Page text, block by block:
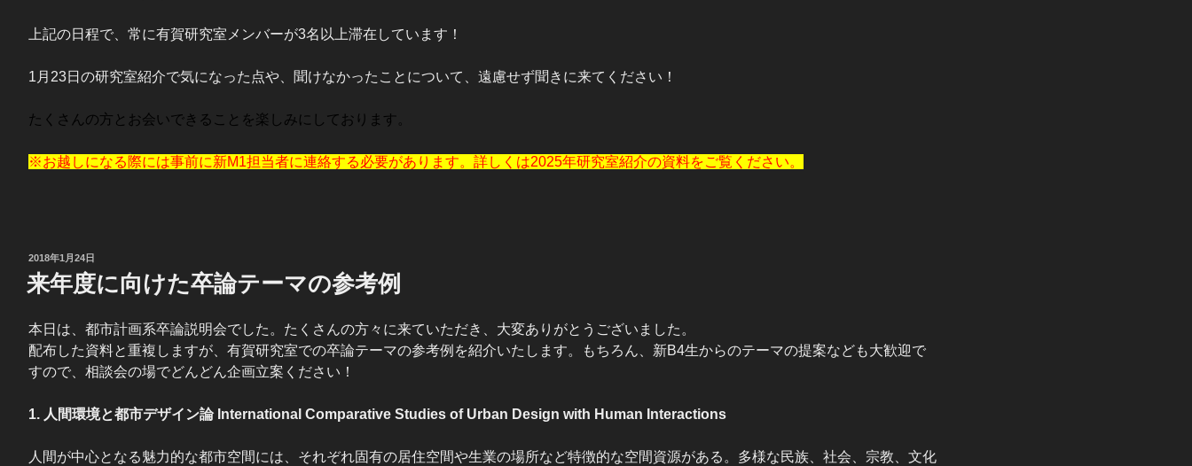
上記の日程で、常に有賀研究室メンバーが3名以上滞在しています！
1月23日の研究室紹介で気になった点や、聞けなかったことについて、遠慮せず聞きに来てください！
たくさんの方とお会いできることを楽しみにしております。
※お越しになる際には事前に新M1担当者に連絡する必要があります。詳しくは2025年研究室紹介の資料をご覧ください。
投
日:
2018年1月24日
来年度に向けた卒論テーマの参考例
本日は、都市計画系卒論説明会でした。たくさんの方々に来ていただき、大変ありがとうございました。
配布した資料と重複しますが、有賀研究室での卒論テーマの参考例を紹介いたします。もちろん、新B4生からのテーマの提案なども大歓迎で
すので、相談会の場でどんどん企画立案ください！
1. 人間環境と都市デザイン論 International Comparative Studies of Urban Design with Human Interactions
人間が中心となる魅力的な都市空間には、それぞれ固有の居住空間や生業の場所など特徴的な空間資源がある。多様な民族、社会、宗教、文化